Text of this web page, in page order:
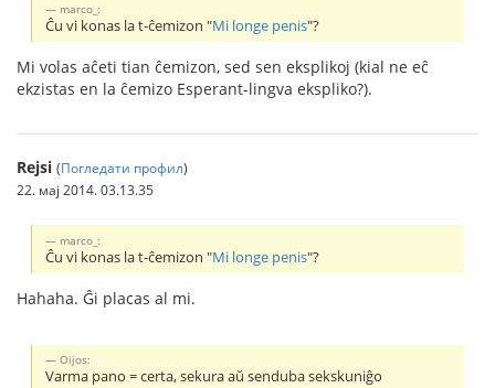
marco_:
Ĉu vi konas la t-ĉemizon "Mi longe penis"?
Mi volas aĉeti tian ĉemizon, sed sen eksplikoj (kial ne eĉ
ekzistas en la ĉemizo Esperant-lingva ekspliko?).
Rejsi (Погледати профил)
22. мај 2014. 03.13.35
marco_:
Ĉu vi konas la t-ĉemizon "Mi longe penis"?
Hahaha. Ĝi placas al mi.
Oijos:
Varma pano = certa, sekura aŭ senduba sekskuniĝo